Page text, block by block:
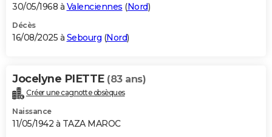
30/05/1968 à Valenciennes (Nord)
Décès
16/08/2025 à Sebourg (Nord)
Jocelyne PIETTE (83 ans)
Créer une cagnotte obsèques
Naissance
11/05/1942 à TAZA MAROC